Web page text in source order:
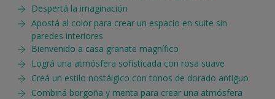
Despertá la imaginación
Apostá al color para crear un espacio en suite sin
paredes interiores
Bienvenido a casa granate magnífico
Lográ una atmósfera sofisticada con rosa suave
Creá un estilo nostálgico con tonos de dorado antiguo
Combiná borgoña y menta para crear una atmósfera